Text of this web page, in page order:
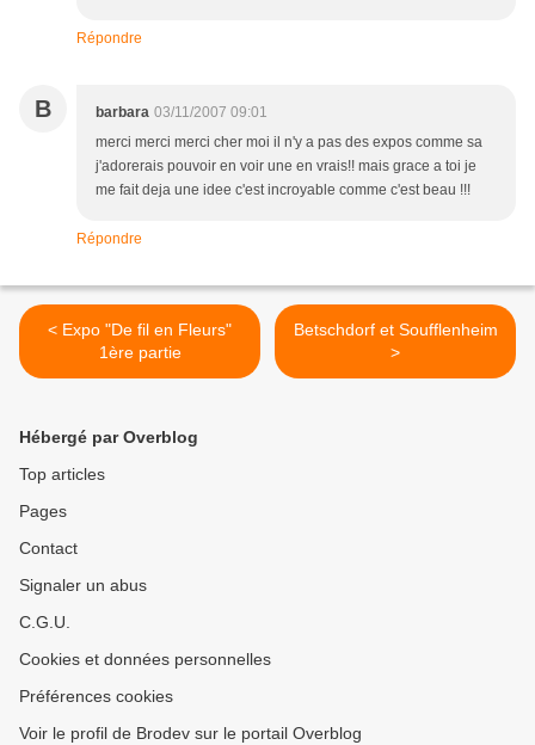
Répondre
B barbara 03/11/2007 09:01
merci merci merci cher moi il n'y a pas des expos comme sa
j'adorerais pouvoir en voir une en vrais!! mais grace a toi je
me fait deja une idee c'est incroyable comme c'est beau !!!
Répondre
< Expo "De fil en Fleurs"
1ère partie
Betschdorf et Soufflenheim
>
Hébergé par Overblog
Top articles
Pages
Contact
Signaler un abus
C.G.U.
Cookies et données personnelles
Préférences cookies
Voir le profil de Brodev sur le portail Overblog